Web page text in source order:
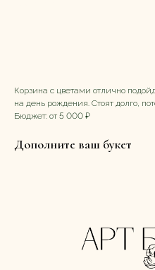
Корзина с цветами отлично
на день рождения. Стоят долго,
Бюджет: от 5 000 ₽
Дополните ваш букет